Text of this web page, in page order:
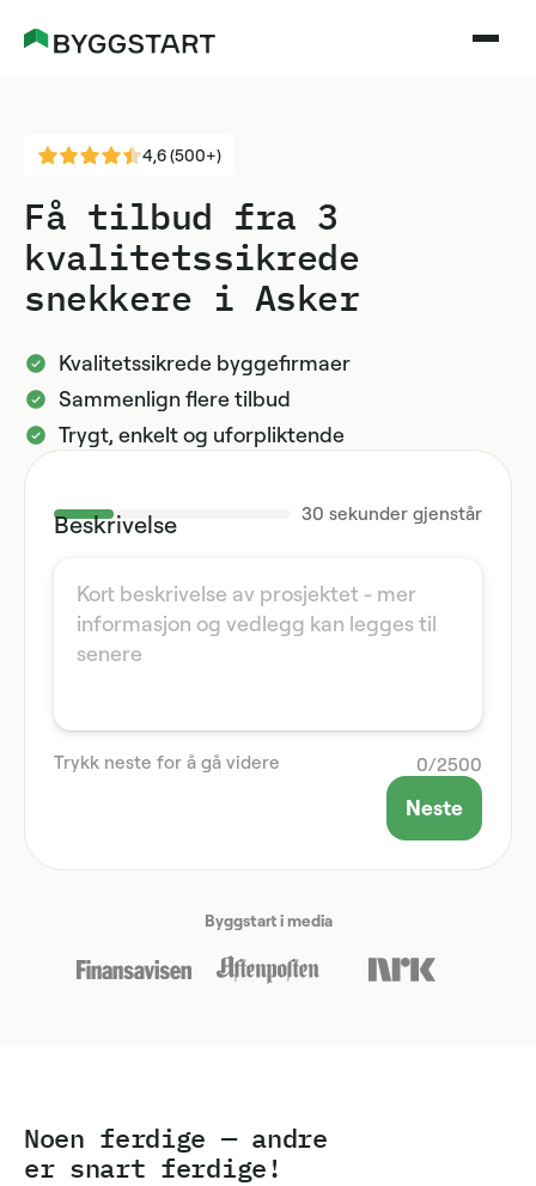
4,6 (500+)
Få tilbud fra 3
kvalitetssikrede
snekkere i Asker
Kvalitetssikrede byggefirmaer
Sammenlign flere tilbud
Trygt, enkelt og uforpliktende
30 sekunder gjenstår
Beskrivelse
0/2500
Trykk neste for å gå videre
Neste
Byggstart i media
Noen ferdige — andre
er snart ferdige!